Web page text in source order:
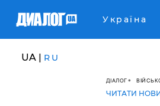
Україна
UA | RU
ДІАЛОГ
ЧИТАТИ